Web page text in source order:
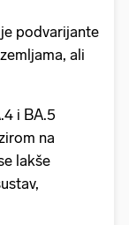
podvarijante
ali
i BA.5
na
lakše